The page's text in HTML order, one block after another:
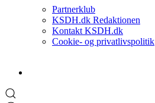
Partnerklub
KSDH.dk Redaktionen
Kontakt KSDH.dk
Cookie- og privatlivspolitik